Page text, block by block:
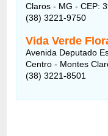
Claros - MG - CEP:
(38) 3221-9750
Vida Verde
Avenida Deputado
Centro - Montes
(38) 3221-8501